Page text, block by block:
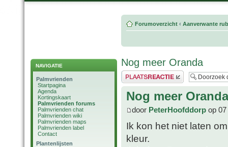
NAVIGATIE
Palmvrienden
Startpagina
Agenda
Kortingskaart
Palmvrienden forums
Palmvrienden chat
Palmvrienden wiki
Palmvrienden maps
Palmvrienden label
Contact
Plantenlijsten
Forumoverzicht ‹ Aanverwante
Nog meer Oranda
Plaats een reactie
Nog meer Oranda
door PeterHoofddorp op
Ik kon het niet laten
kleur.